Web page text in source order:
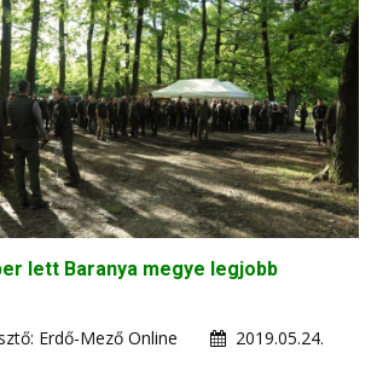
lett Baranya megye legjobb
Erdő-Mező Online
2019.05.24.